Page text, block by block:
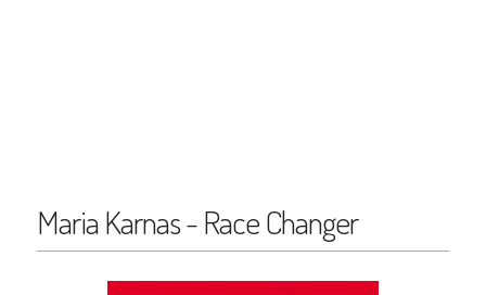
Maria Karnas - Race Changer